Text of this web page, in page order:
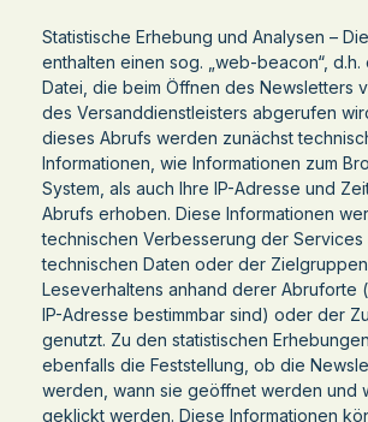
Statistische Erhebung und Analysen –
enthalten einen sog. „web-beacon“,
Datei, die beim Öffnen des Newsletters
des Versanddienstleisters abgerufen
dieses Abrufs werden zunächst
Informationen, wie Informationen zum
System, als auch Ihre IP-Adresse und
Abrufs erhoben. Diese Informationen
technischen Verbesserung der Services
technischen Daten oder der
Leseverhaltens anhand derer Abruforte
IP-Adresse bestimmbar sind) oder der
genutzt. Zu den statistischen
ebenfalls die Feststellung, ob die
werden, wann sie geöffnet werden und
geklickt werden. Diese Informationen